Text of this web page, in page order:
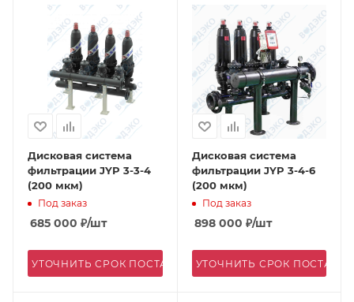
Дисковая система
фильтрации JYP 3-3-4
(200 мкм)
Под заказ
685 000 ₽/шт
УТОЧНИТЬ СРОК ПОСТАВКИ
Дисковая система
фильтрации JYP 3-4-6
(200 мкм)
Под заказ
898 000 ₽/шт
УТОЧНИТЬ СРОК